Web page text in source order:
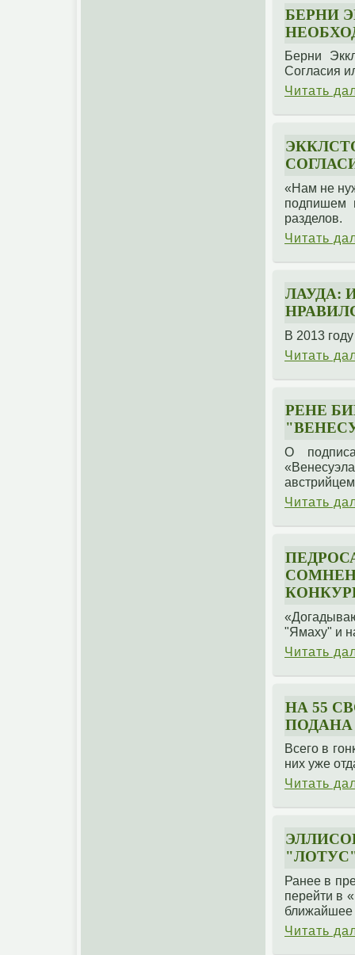
БЕРНИ
Берни
Согласия
Читать
«Нам не
подпишем
разделов.
Читать
ЛАУДА:
В 2013
Читать
РЕНЕ
О
Читать
"Ямаху" и
Читать
НА 55
ПОДАНА
Всего в
них уже
Читать
Ранее в
перейти в
ближайшее
Читать